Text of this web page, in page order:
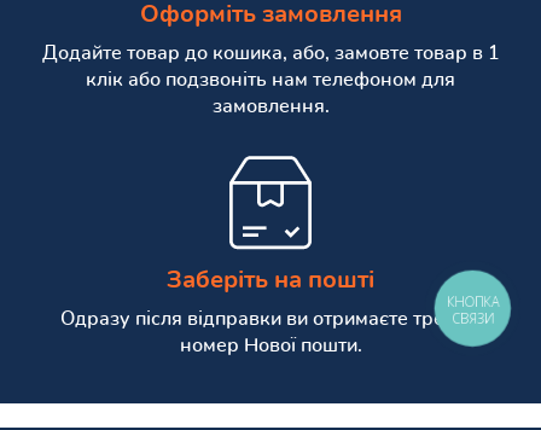
Оформіть замовлення
Додайте товар до кошика, або, замовте товар в 1
клік або подзвоніть нам телефоном для
замовлення.
Заберіть на пошті
Одразу після відправки ви отримаєте трекінг
номер Нової пошти.
КНОПКА
СВЯЗИ